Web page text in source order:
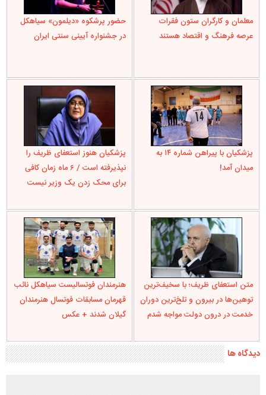
معلمان و کارگران ستون فقرات
عرصه فرهنگ و اقتصاد هستند
حضور پرشکوه «دیلمون» سیاهکل
در جشنواره آیینی سنتی ایران
پزشکیان با پیراهن شماره ۱۴ به
میدان آمد!
پزشکیان هنوز استعفای ظریف را
نپذیرفته است / ۶ ماه زمان کافی
برای محک زدن یک وزیر نیست
متن استعفای ظریف؛ با سخیف‌ترین
توهین‌ها در بیرون و تلخ‌ترین دوران
خدمت در درون دولت مواجه شدم
هنرمندان فوتسالیست سیاهکل نائب
قهرمان مسابقات فوتسال هنرمندان
گیلان شدند + عکس
دیدگاه ها